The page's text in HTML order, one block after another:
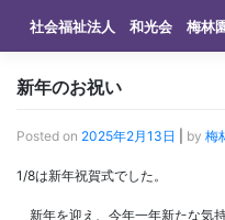
content
社会福祉法人 和光会 梅林
新年のお祝い
Posted on 2025年2月13日 by 梅
1/8は新年祝賀式でした。
新年を迎え、今年一年新たな気